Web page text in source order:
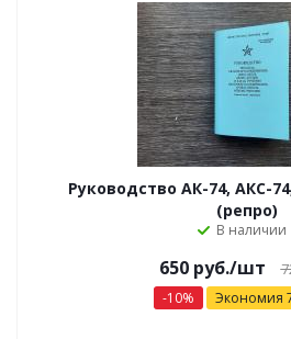
Руководство АК-74, АКС-
(репро)
В наличии
650руб./шт
-10% Экономия